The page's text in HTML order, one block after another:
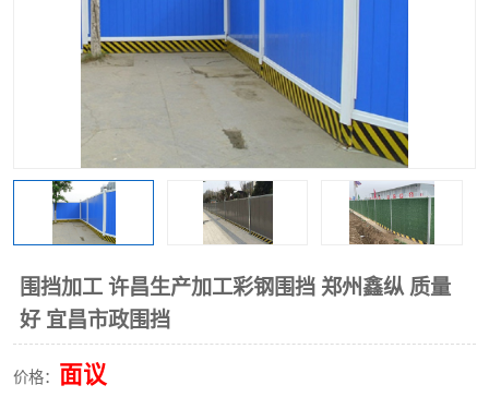
围挡加工 许昌生产加工彩钢围挡 郑州鑫纵 质量
好 宜昌市政围挡
价格： 面议
政围挡